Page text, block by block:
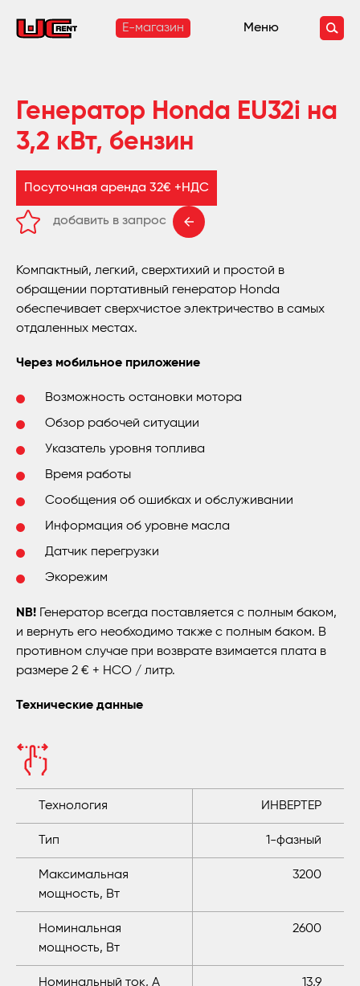
E-магазин Меню
Генератор Honda EU32i на
3,2 кВт, бензин
Посуточная аренда 32€ +НДС
добавить в запрос
Компактный, легкий, сверхтихий и простой в
обращении портативный генератор Honda
обеспечивает сверхчистое электричество в самых
отдаленных местах.
Через мобильное приложение
Возможность остановки мотора
Обзор рабочей ситуации
Указатель уровня топлива
Время работы
Сообщения об ошибках и обслуживании
Информация об уровне масла
Датчик перегрузки
Экорежим
NB! Генератор всегда поставляется с полным баком,
и вернуть его необходимо также с полным баком. В
противном случае при возврате взимается плата в
размере 2 € + НСО / литр.
Технические данные
Технология ИНВЕРТЕР
Тип 1-фазный
Максимальная
мощность, Вт
3200
Номинальная
мощность, Вт
2600
Номинальный ток, A 13,9